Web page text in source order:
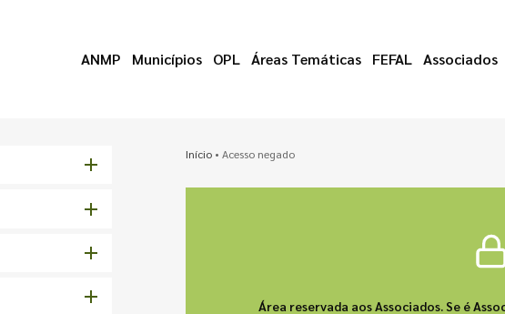
ANMP Municípios OPL Áreas Temáticas FEFAL Associados
Início• Acesso negado
Área reservada aos Associados. Se é